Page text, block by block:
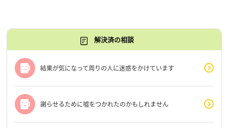
解決済の相談
結果が気になって周りの人に迷惑をかけています
謝らせるために嘘をつかれたのかもしれません